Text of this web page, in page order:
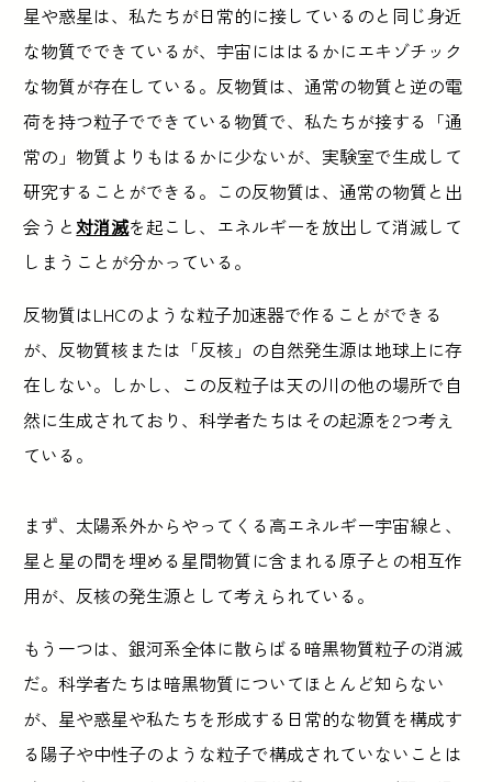
星や惑星は、私たちが日常的に接しているのと同じ身近
な物質でできているが、宇宙にははるかにエキゾチック
な物質が存在している。反物質は、通常の物質と逆の電
荷を持つ粒子でできている物質で、私たちが接する「通
常の」物質よりもはるかに少ないが、実験室で生成して
研究することができる。この反物質は、通常の物質と出
会うと対消滅を起こし、エネルギーを放出して消滅して
しまうことが分かっている。
反物質はLHCのような粒子加速器で作ることができる
が、反物質核または「反核」の自然発生源は地球上に存
在しない。しかし、この反粒子は天の川の他の場所で自
然に生成されており、科学者たちはその起源を2つ考え
ている。
まず、太陽系外からやってくる高エネルギー宇宙線と、
星と星の間を埋める星間物質に含まれる原子との相互作
用が、反核の発生源として考えられている。
もう一つは、銀河系全体に散らばる暗黒物質粒子の消滅
だ。科学者たちは暗黒物質についてほとんど知らない
が、星や惑星や私たちを形成する日常的な物質を構成す
る陽子や中性子のような粒子で構成されていないことは